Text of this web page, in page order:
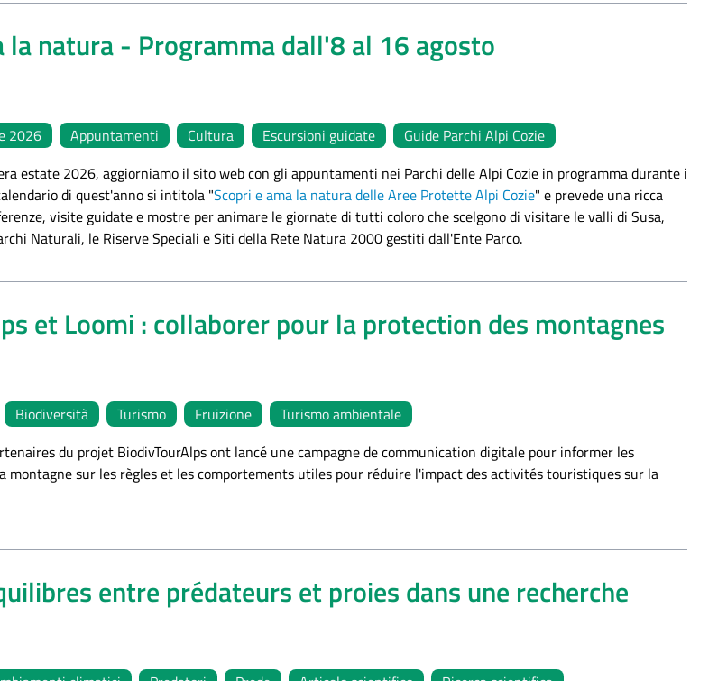
la natura - Programma dall'8 al 16 agosto
2026 Appuntamenti Cultura Escursioni guidate
Guide Parchi Alpi Cozie
estate 2026, aggiorniamo il sito web con gli appuntamenti nei Parchi delle Alpi Cozie in programma durante i
di quest'anno si intitola "Scopri e ama la natura delle Aree Protette Alpi Cozie" e prevede una ricca
visite guidate e mostre per animare le giornate di tutti coloro che scelgono di visitare le valli di Susa,
Naturali, le Riserve Speciali e Siti della Rete Natura 2000 gestiti dall'Ente Parco.
et Loomi : collaborer pour la protection des montagnes
Biodiversità Turismo Fruizione
Turismo ambientale
du projet BiodivTourAlps ont lancé une campagne de communication digitale pour informer les
montagne sur les règles et les comportements utiles pour réduire l'impact des activités touristiques sur la
entre prédateurs et proies dans une recherche